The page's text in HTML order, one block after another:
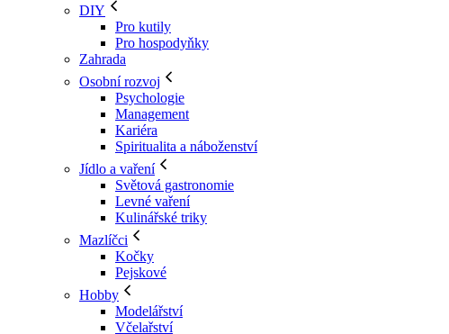
DIY
Pro kutily
Pro hospodyňky
Zahrada
Osobní rozvoj
Psychologie
Management
Kariéra
Spiritualita a náboženství
Jídlo a vaření
Světová gastronomie
Levné vaření
Kulinářské triky
Mazlíčci
Kočky
Pejskové
Hobby
Modelářství
Včelařství